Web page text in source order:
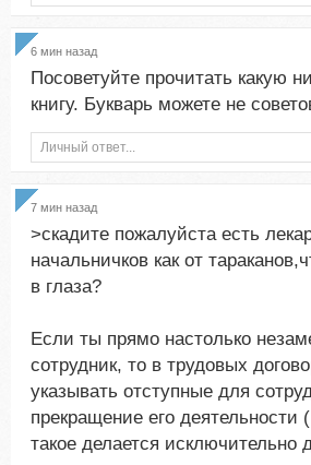
6 мин назад
Посоветуйте прочитать какую
книгу. Букварь можете не
Личный ответ...
8 мин назад
>скадите пожалуйста есть
начальничков как от
в глаза?
Если ты прямо настолько
сотрудник, то в трудовых
указывать отступные для
прекращение его деятельности
такое делается исключительно